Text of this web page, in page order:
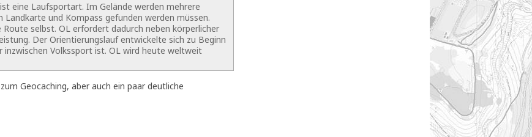
eine Laufsportart. Im Gelände werden mehrere
und Kompass gefunden werden müssen.
selbst. OL erfordert dadurch neben körperlicher
Der Orientierungslauf entwickelte sich zu Beginn
inzwischen Volkssport ist. OL wird heute weltweit
Geocaching, aber auch ein paar deutliche